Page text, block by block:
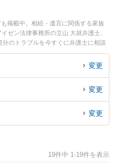
掲載中。相続・遺言に関係する家族
ゼン法律事務所の立山 大就弁護士、
のトラブルを今すぐに弁護士に相談
談予約したい』などでお困りの相談者
変更
変更
変更
19件中 1-19件を表示